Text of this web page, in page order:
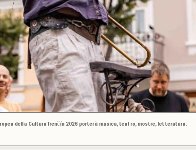
della Cultura Trenčín 2026 porterà musica, teatro, mostre, letteratura,